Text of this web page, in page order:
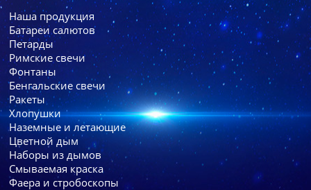
Наша продукция
Батареи cалютов
Петарды
Римские свечи
Фонтаны
Бенгальские свечи
Ракеты
Хлопушки
Наземные и летающие
Цветной дым
Наборы из дымов
Смываемая краска
Фаера и стробоскопы